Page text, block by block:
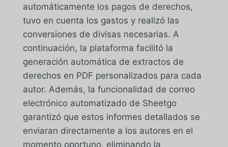
automáticamente los pagos de derechos,
tuvo en cuenta los gastos y realizó las
conversiones de divisas necesarias. A
continuación, la plataforma facilitó la
generación automática de extractos de
derechos en PDF personalizados para cada
autor. Además, la funcionalidad de correo
electrónico automatizado de Sheetgo
garantizó que estos informes detallados se
enviaran directamente a los autores en el
momento oportuno, eliminando la